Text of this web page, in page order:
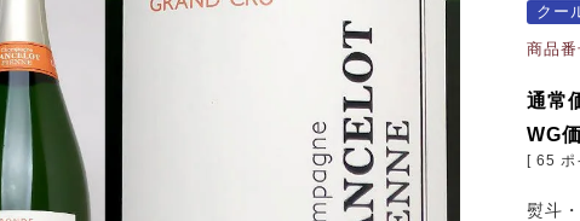
クー
商品
通常
WG
[ 65
熨斗